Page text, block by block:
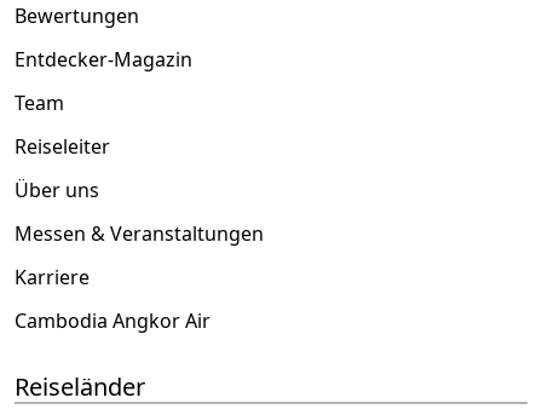
Bewertungen
Entdecker-Magazin
Team
Reiseleiter
Über uns
Messen & Veranstaltungen
Karriere
Cambodia Angkor Air
Reiseländer